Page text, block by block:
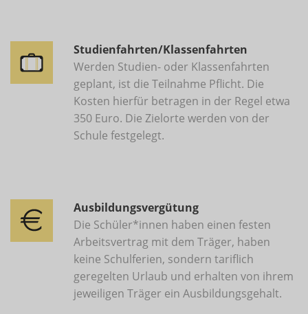
Studienfahrten/Klassenfahrten
Werden Studien- oder Klassenfahrten
geplant, ist die Teilnahme Pflicht. Die
Kosten hierfür betragen in der Regel etwa
350 Euro. Die Zielorte werden von der
Schule festgelegt.
Ausbildungsvergütung
Die Schüler*innen haben einen festen
Arbeitsvertrag mit dem Träger, haben
keine Schulferien, sondern tariflich
geregelten Urlaub und erhalten von ihrem
jeweiligen Träger ein Ausbildungsgehalt.